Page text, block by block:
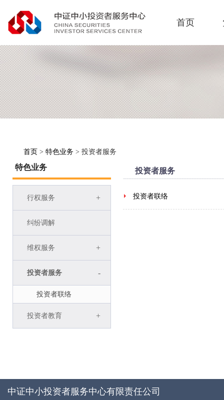
首页
首页 > 特色业务 > 投资者服务
特色业务
行权服务 +
纠纷调解
维权服务 +
投资者服务 -
投资者联络
投资者教育 +
投资者服务
投资者联络
中证中小投资者服务中心有限责任公司